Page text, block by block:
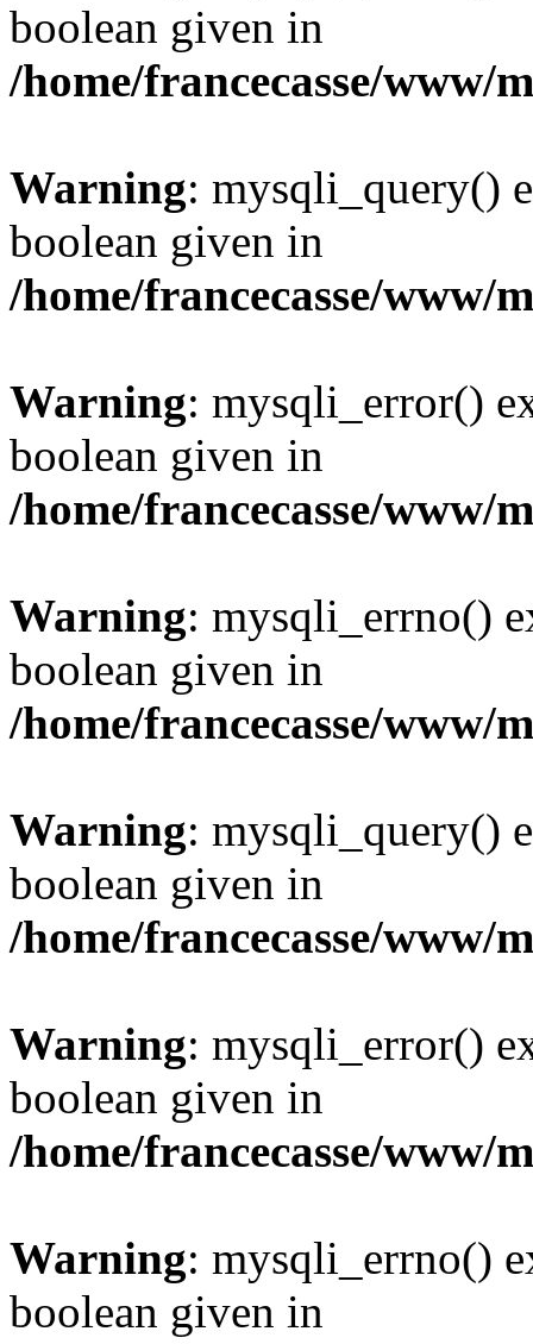
boolean given in
/home/francecasse/www/
Warning: mysqli_query()
boolean given in
/home/francecasse/www/
Warning: mysqli_error()
boolean given in
/home/francecasse/www/
Warning: mysqli_errno()
boolean given in
/home/francecasse/www/
Warning: mysqli_query()
boolean given in
/home/francecasse/www/
Warning: mysqli_error()
boolean given in
/home/francecasse/www/
Warning: mysqli_errno()
boolean given in